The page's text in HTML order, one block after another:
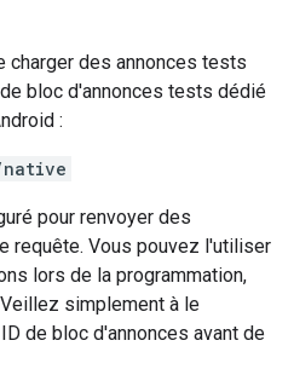
charger des annonces tests
bloc d'annonces tests dédié
:
native
pour renvoyer des
requête. Vous pouvez l'utiliser
lors de la programmation,
simplement à le
de bloc d'annonces avant de